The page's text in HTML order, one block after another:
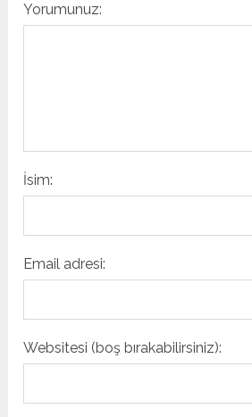
Yorumunuz:
İsim:
Email adresi:
Websitesi (boş bırakabilirsiniz):